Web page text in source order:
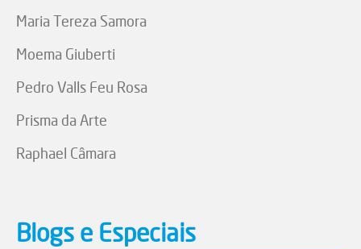
Maria Tereza Samora
Moema Giuberti
Pedro Valls Feu Rosa
Prisma da Arte
Raphael Câmara
Blogs e Especiais